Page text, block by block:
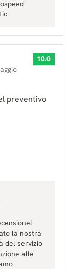
10.0
preventivo
la nostra
del servizio
alle